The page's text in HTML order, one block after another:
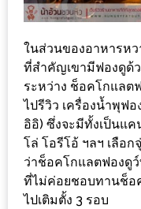
คุย
นโยบาย
ความ
เป็น
ส่วน
ตัว
นโยบาย
ความ
ในส่วนของอาหารห
ที่สำคัญเขามีฟองดูด้
ระหว่าง ช็อคโกแลต
ไปรีวิว เครื่องน้ำพุฟอ
อิอิ) ซึ่งจะมีทั้งเป็นแค
โล่ โอรีโอ้ ฯลฯ เลือ
ว่าช็อคโกแลตฟองดู
ที่ไม่ค่อยชอบทานช็อ
ไปเติมตั้ง 3 รอบ